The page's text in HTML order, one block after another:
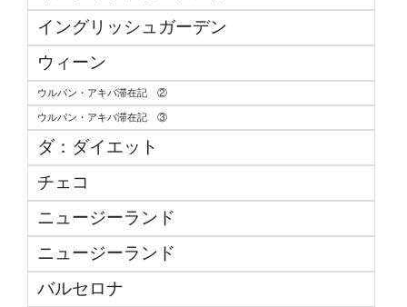
イングリッシュガーデン
ウィーン
ウルパン・アキバ滞在記 ②
ウルパン・アキバ滞在記 ③
ダ：ダイエット
チェコ
ニュージーランド
ニュージーランド
バルセロナ